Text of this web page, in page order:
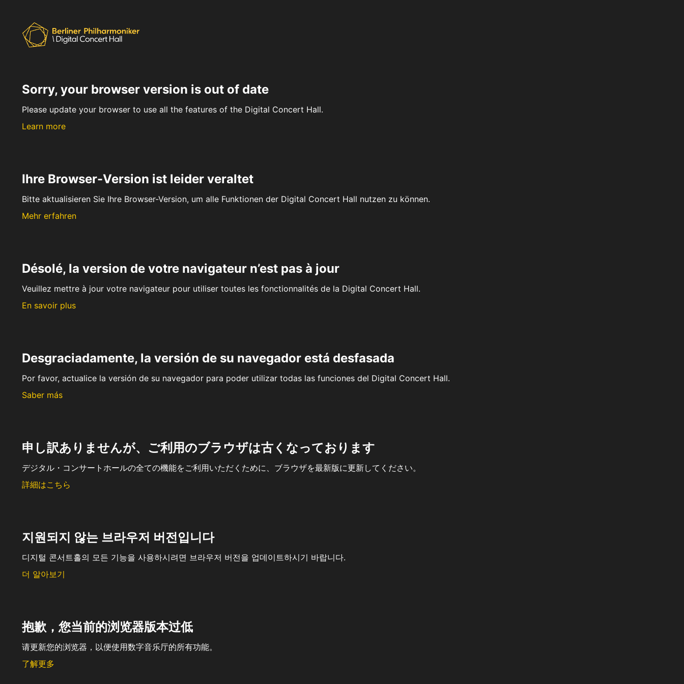
Sorry, your browser version is out of date
Please update your browser to use all the features of the Digital Concert Hall.
Learn more
Ihre Browser-Version ist leider veraltet
Bitte aktualisieren Sie Ihre Browser-Version, um alle Funktionen der Digital Concert Hall nutzen zu können.
Mehr erfahren
Désolé, la version de votre navigateur n’est pas à jour
Veuillez mettre à jour votre navigateur pour utiliser toutes les fonctionnalités de la Digital Concert Hall.
En savoir plus
Desgraciadamente, la versión de su navegador está desfasada
Por favor, actualice la versión de su navegador para poder utilizar todas las funciones del Digital Concert Hall.
Saber más
申し訳ありませんが、ご利用のブラウザは古くなっております
デジタル・コンサートホールの全ての機能をご利用いただくために、ブラウザを最新版に更新してください。
詳細はこちら
지원되지 않는 브라우저 버전입니다
디지털 콘서트홀의 모든 기능을 사용하시려면 브라우저 버전을 업데이트하시기 바랍니다.
더 알아보기
抱歉，您当前的浏览器版本过低
请更新您的浏览器，以便使用数字音乐厅的所有功能。
了解更多